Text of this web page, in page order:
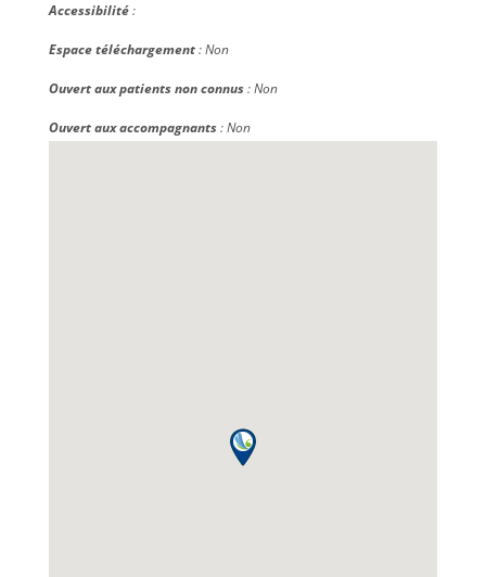
Accessibilité:
Espace téléchargement: Non
Ouvert aux patients non connus: Non
Ouvert aux accompagnants: Non